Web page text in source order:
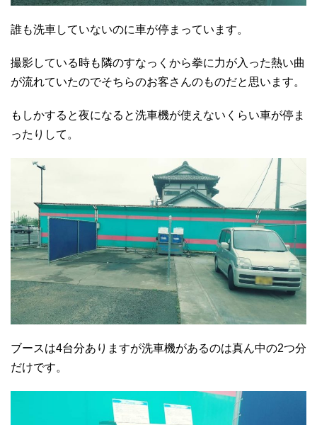
誰も洗車していないのに車が停まっています。
撮影している時も隣のすなっくから拳に力が入った熱い曲
が流れていたのでそちらのお客さんのものだと思います。
もしかすると夜になると洗車機が使えないくらい車が停ま
ったりして。
ブースは4台分ありますが洗車機があるのは真ん中の2つ分
だけです。